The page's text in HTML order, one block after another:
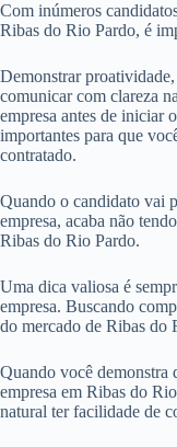
Com inúmeros
Ribas do Rio Pardo, é
Demonstrar
comunicar com clareza
empresa antes de iniciar
importantes para que
contratado.
Quando o candidato vai
empresa, acaba não
Ribas do Rio Pardo.
Uma dica valiosa é
empresa. Buscando
do mercado de Ribas do
Quando você demonstra
empresa em Ribas do
natural ter facilidade de